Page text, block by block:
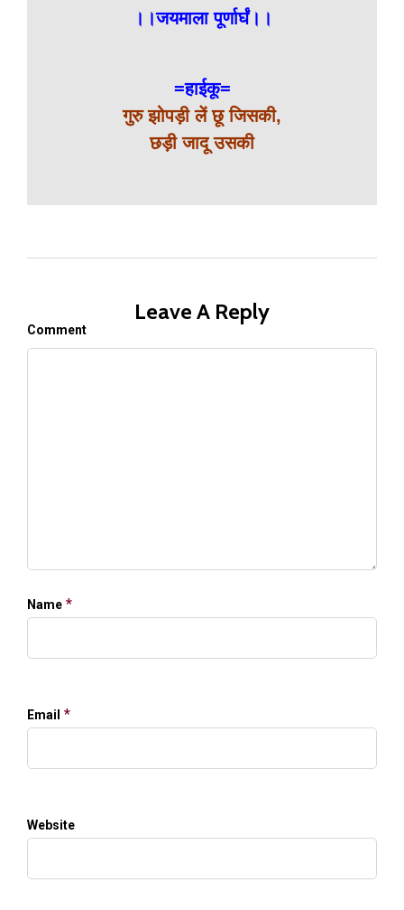
।।जयमाला पूर्णार्घं।।
=हाईकू=
गुरु झोपड़ी लें छू जिसकी,
छड़ी जादू उसकी
Leave A Reply
Comment
Name *
Email *
Website